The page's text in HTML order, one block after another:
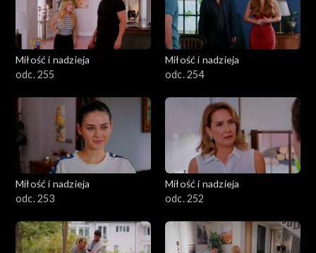
Miłość i nadzieja
odc. 255
Miłość i nadzieja
odc. 254
Miłość i nadzieja
odc. 253
Miłość i nadzieja
odc. 252